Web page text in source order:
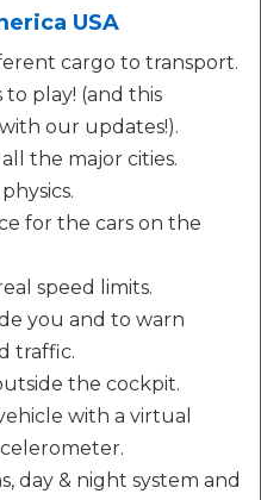
USA
cargo to transport.
to play! (and this
our updates!).
the major cities.
for the cars on the
speed limits.
you and to warn
traffic.
the cockpit.
with a virtual
day & night system and